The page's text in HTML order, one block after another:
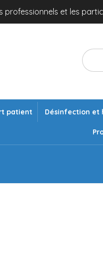
professionnels et les
patient Désinfection et